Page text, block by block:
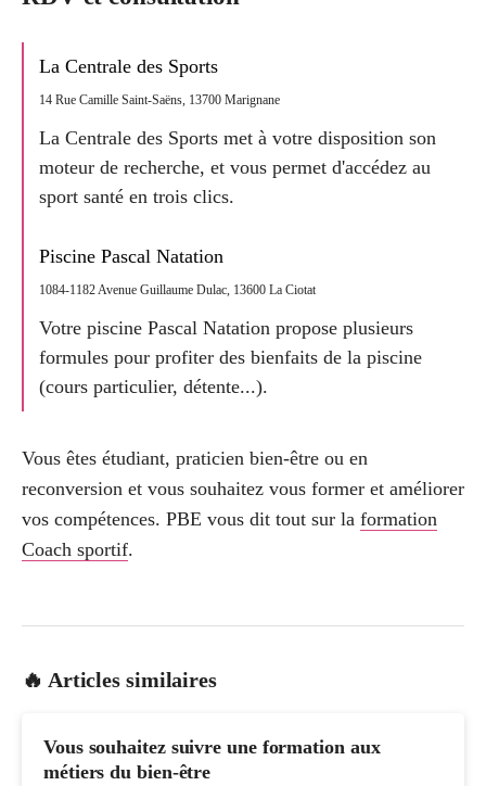
La Centrale des Sports
14 Rue Camille Saint-Saëns, 13700 Marignane
La Centrale des Sports met à votre disposition son
moteur de recherche, et vous permet d'accédez au
sport santé en trois clics.
Piscine Pascal Natation
1084-1182 Avenue Guillaume Dulac, 13600 La Ciotat
Votre piscine Pascal Natation propose plusieurs
formules pour profiter des bienfaits de la piscine
(cours particulier, détente...).
Vous êtes étudiant, praticien bien-être ou en
reconversion et vous souhaitez vous former et améliorer
vos compétences. PBE vous dit tout sur la formation
Coach sportif.
🔥 Articles similaires
Vous souhaitez suivre une formation aux
métiers du bien-être